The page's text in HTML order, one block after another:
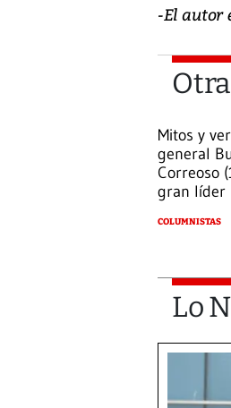
-El autor
Mitos y
general
Correoso
gran líder
COLUMNISTAS
Lo